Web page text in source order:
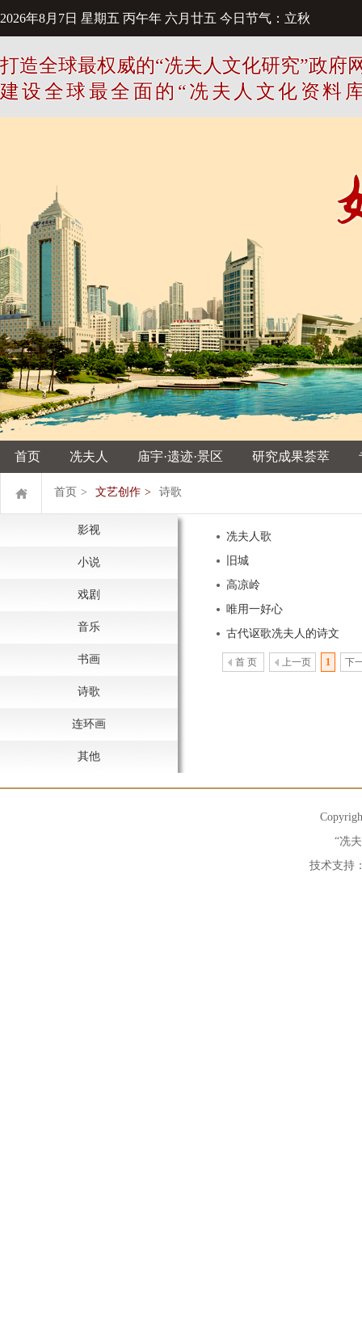
2026年8月7日 星期五 丙午年 六月廿五 今日节气：立秋
打造全球最权威的“冼夫人文化研究”政府
建设全球最全面的“冼夫人文化资料
首页 冼夫人 庙宇·遗迹·景区 研究成果荟萃
首页 > 文艺创作 > 诗歌
影视
小说
戏剧
音乐
书画
诗歌
连环画
其他
冼夫人歌
旧城
高凉岭
唯用一好心
古代讴歌冼夫人的诗文
首 页 上一页 1 下
“冼
技术支持